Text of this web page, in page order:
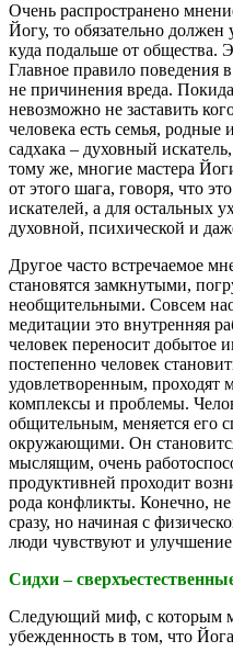
Очень распространено
Йогу, то обязательно
куда подальше от общества.
Главное правило поведения
не причинения вреда.
невозможно не заставить
человека есть семья,
садхака – духовный
тому же, многие мастера
от этого шага, говоря, что
искателей, а для остальных
духовной, психической и
Другое часто встречаемое
становятся замкнутыми,
необщительными. Совсем
медитации это внутренняя
человек переносит добытое
постепенно человек
удовлетворенным, проходят
комплексы и проблемы.
общительным, меняется его
окружающими. Он
мыслящим, очень
продуктивней проходит
рода конфликты. Конечно,
сразу, но начиная с
люди чувствуют и
Сидхи –
Следующий миф, с которым
убежденность в том, что